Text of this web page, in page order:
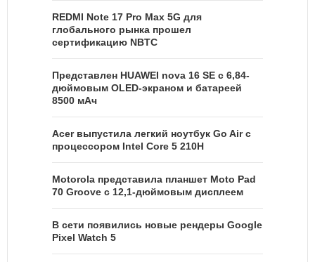
REDMI Note 17 Pro Max 5G для
глобального рынка прошел
сертификацию NBTC
Представлен HUAWEI nova 16 SE с 6,84-
дюймовым OLED-экраном и батареей
8500 мАч
Acer выпустила легкий ноутбук Go Air c
процессором Intel Core 5 210H
Motorola представила планшет Moto Pad
70 Groove с 12,1-дюймовым дисплеем
В сети появились новые рендеры Google
Pixel Watch 5